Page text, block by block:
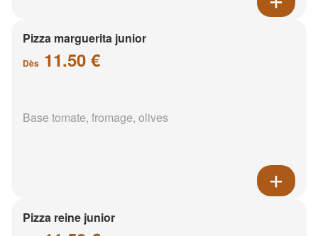
Pizza marguerita junior
Dès 11.50 €
Base tomate, fromage, olives
Pizza reine junior